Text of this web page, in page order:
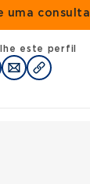
uma consulta
este perfil